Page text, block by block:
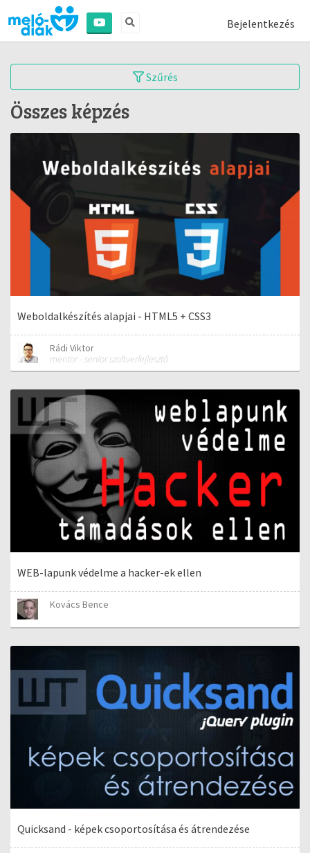
Bejelentkezés
Szűrés
Összes képzés
Weboldalkészítés alapjai - HTML5 + CSS3
Rádi Viktor
mentor - senior szoftverfejlesztő
WEB-lapunk védelme a hacker-ek ellen
Kovács Bence
Quicksand - képek csoportosítása és átrendezése